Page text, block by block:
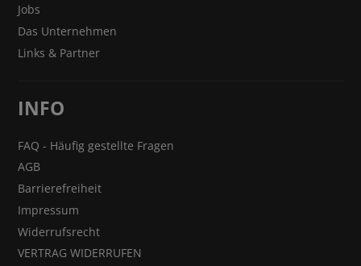
Jobs
Das Unternehmen
Links & Partner
INFO
FAQ - Häufig gestellte Fragen
AGB
Barrierefreiheit
Impressum
Widerrufsrecht
VERTRAG WIDERRUFEN